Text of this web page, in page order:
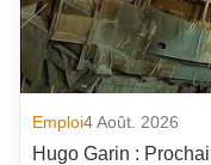
Emploi4 Août. 2026
Hugo Garin :